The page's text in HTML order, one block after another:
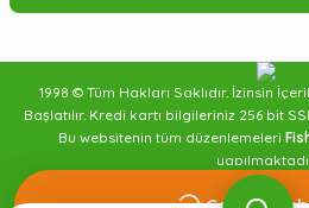
1998 © Tüm Hakları Saklıdır. İzinsin
Başlatılır. Kredi kartı bilgileriniz 256 bit
Bu websitenin tüm düzenlemeleri
Sipariş Takibi Blog